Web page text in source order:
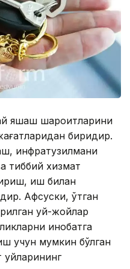
яшаш шароитларини
биридир.
инфратузилмани
тиббий хизмат
иш билан
Афсуски, ўтган
уй-жойлар
инобатга
учун мумкин бўлган